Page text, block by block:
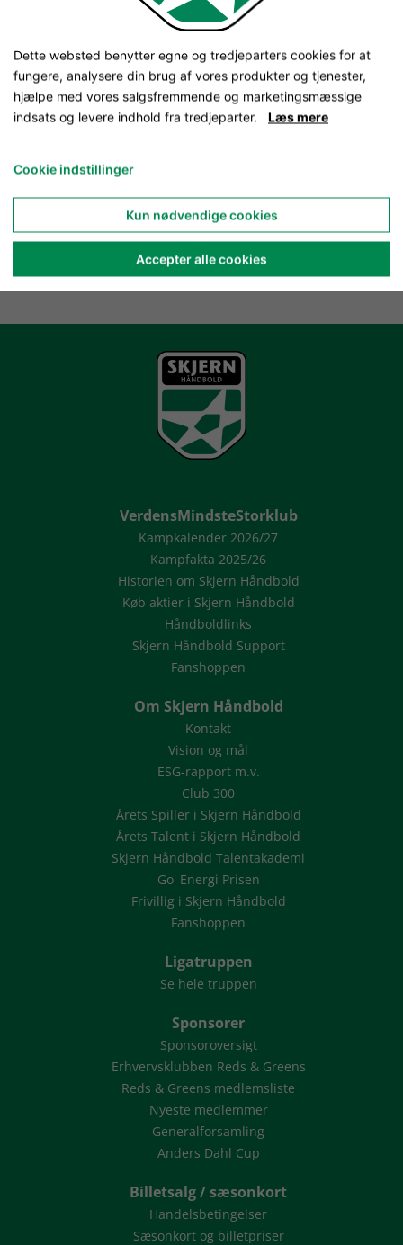
VerdensMindsteStorklub
Kampkalender 2026/27
Kampfakta 2025/26
Historien om Skjern Håndbold
Køb aktier i Skjern Håndbold
Håndboldlinks
Skjern Håndbold Support
Fanshoppen
Om Skjern Håndbold
Kontakt
Vision og mål
ESG-rapport m.v.
Club 300
Årets Spiller i Skjern Håndbold
Årets Talent i Skjern Håndbold
Skjern Håndbold Talentakademi
Go' Energi Prisen
Frivillig i Skjern Håndbold
Fanshoppen
Ligatruppen
Se hele truppen
Sponsorer
Sponsoroversigt
Erhvervsklubben Reds & Greens
Reds & Greens medlemsliste
Nyeste medlemmer
Generalforsamling
Anders Dahl Cup
Billetsalg / sæsonkort
Handelsbetingelser
Sæsonkort og billetpriser
Dette websted benytter egne og tredjeparters cookies for at
fungere, analysere din brug af vores produkter og tjenester,
hjælpe med vores salgsfremmende og marketingsmæssige
indsats og levere indhold fra tredjeparter. Læs mere
Cookie indstillinger
Kun nødvendige cookies
Accepter alle cookies